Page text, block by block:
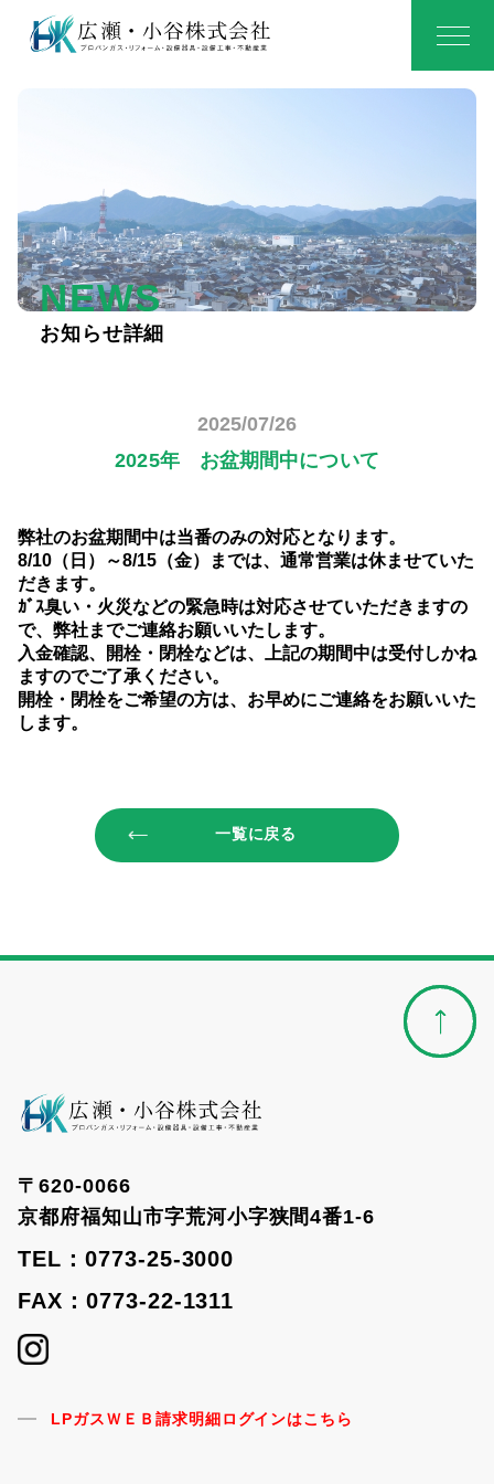
NEWS
お知らせ詳細
2025/07/26
2025年 お盆期間中について
弊社のお盆期間中は当番のみの対応となります。
8/10（日）～8/15（金）までは、通常営業は休ませていた
だきます。
ｶﾞｽ臭い・火災などの緊急時は対応させていただきますの
で、弊社までご連絡お願いいたします。
入金確認、開栓・閉栓などは、上記の期間中は受付しかね
ますのでご了承ください。
開栓・閉栓をご希望の方は、お早めにご連絡をお願いいた
します。
一覧に戻る
〒620-0066
京都府福知山市字荒河小字狭間4番1-6
TEL：0773-25-3000
FAX：0773-22-1311
LPガスＷＥＢ請求明細ログインはこちら